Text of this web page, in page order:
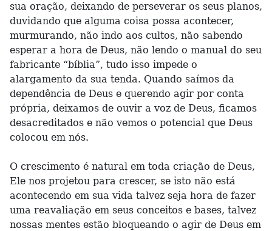
sua oração, deixando de perseverar os seus planos,
duvidando que alguma coisa possa acontecer,
murmurando, não indo aos cultos, não sabendo
esperar a hora de Deus, não lendo o manual do seu
fabricante “bíblia”, tudo isso impede o
alargamento da sua tenda. Quando saímos da
dependência de Deus e querendo agir por conta
própria, deixamos de ouvir a voz de Deus, ficamos
desacreditados e não vemos o potencial que Deus
colocou em nós.
O crescimento é natural em toda criação de Deus,
Ele nos projetou para crescer, se isto não está
acontecendo em sua vida talvez seja hora de fazer
uma reavaliação em seus conceitos e bases, talvez
nossas mentes estão bloqueando o agir de Deus em